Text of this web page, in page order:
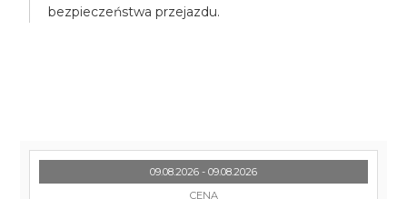
bezpieczeństwa przejazdu.
09.08.2026 - 09.08.2026
CENA